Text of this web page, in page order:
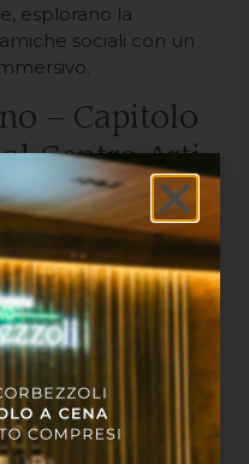
esplorano la
sociali con un
– Capitolo
Centro Arti
Arti e Scienze
opere che
di Marino, tra arte,
che riflette un punto di
perfetta per chi
per